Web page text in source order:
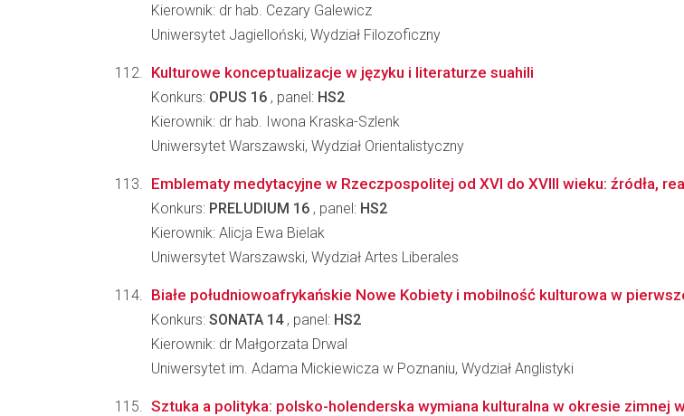
Kierownik: dr hab. Cezary Galewicz
Uniwersytet Jagielloński, Wydział Filozoficzny
Kulturowe konceptualizacje w języku i literaturze suahili
Konkurs: OPUS 16 , panel: HS2
Kierownik: dr hab. Iwona Kraska-Szlenk
Uniwersytet Warszawski, Wydział Orientalistyczny
Emblematy medytacyjne w Rzeczpospolitej od XVI do XVIII wieku: źródła,
Konkurs: PRELUDIUM 16 , panel: HS2
Kierownik: Alicja Ewa Bielak
Uniwersytet Warszawski, Wydział Artes Liberales
Białe południowoafrykańskie Nowe Kobiety i mobilność kulturowa w
Konkurs: SONATA 14, panel: HS2
Kierownik: dr Małgorzata Drwal
Uniwersytet im. Adama Mickiewicza w Poznaniu, Wydział Anglistyki
Sztuka a polityka: polsko-holenderska wymiana kulturalna w okresie zimnej